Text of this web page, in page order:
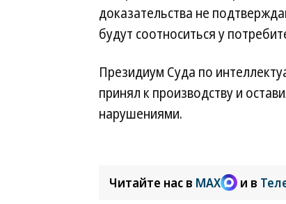
доказательства не
будут соотноситься у
Президиум Суда по
принял к производству и
нарушениями.
Читайте нас в MAX и в